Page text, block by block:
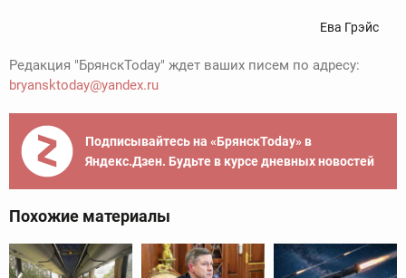
Ева Грэйс
Редакция "БрянскToday" ждет ваших писем по адресу:
bryansktoday@yandex.ru
Подписывайтесь на «БрянскToday» в
Яндекс.Дзен. Будьте в курсе дневных новостей
Похожие материалы